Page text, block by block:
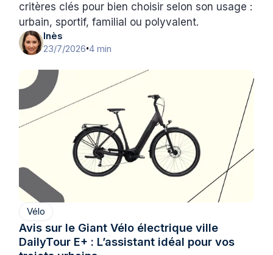
critères clés pour bien choisir selon son usage :
urbain, sportif, familial ou polyvalent.
Inès
23/7/2026•4 min
Vélo
Avis sur le Giant Vélo électrique ville
DailyTour E+ : L’assistant idéal pour vos